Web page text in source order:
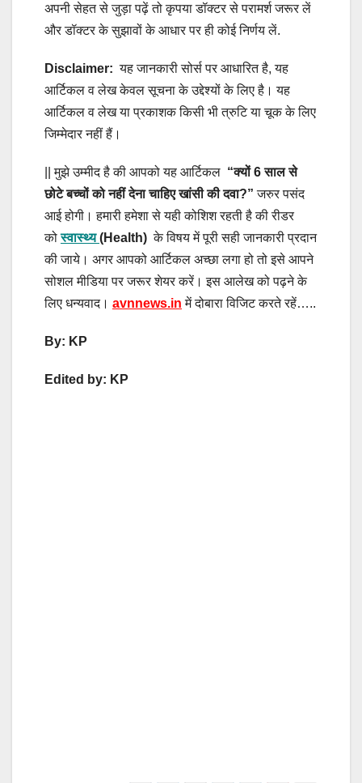
अपनी सेहत से जुड़ा पढ़ें तो कृपया डॉक्टर से परामर्श जरूर लें
और डॉक्टर के सुझावों के आधार पर ही कोई निर्णय लें.
Disclaimer: यह जानकारी सोर्स पर आधारित है, यह
आर्टिकल व लेख केवल सूचना के उद्देश्यों के लिए है। यह
आर्टिकल व लेख या प्रकाशक किसी भी त्रुटि या चूक के लिए
जिम्मेदार नहीं हैं।
|| मुझे उम्मीद है की आपको यह आर्टिकल “क्यों 6 साल से
छोटे बच्चों को नहीं देना चाहिए खांसी की दवा?” जरुर पसंद
आई होगी। हमारी हमेशा से यही कोशिश रहती है की रीडर
कोस्वास्थ्य(Health) के विषय में पूरी सही जानकारी प्रदान
की जाये। अगर आपको आर्टिकल अच्छा लगा हो तो इसे आपने
सोशल मीडिया पर जरूर शेयर करें। इस आलेख को पढ़ने के
लिए धन्यवाद। avnnews.in में दोबारा विजिट करते रहें…..
By: KP
Edited by: KP